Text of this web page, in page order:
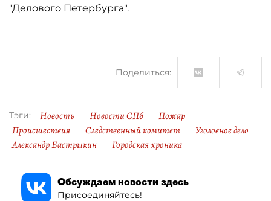
"Делового Петербурга".
Поделиться:
Тэги: Новость Новости СПб
Пожар
Происшествия
Следственный комитет
Уголовное дело
Александр Бастрыкин
Городская хроника
Обсуждаем новости здесь
Присоединяйтесь!